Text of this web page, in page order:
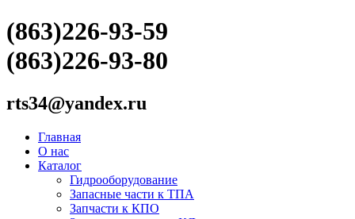
(863)226-93-59
(863)226-93-80
rts34@yandex.ru
Главная
О нас
Каталог
Гидрооборудование
Запасные части к ТПА
Запчасти к КПО